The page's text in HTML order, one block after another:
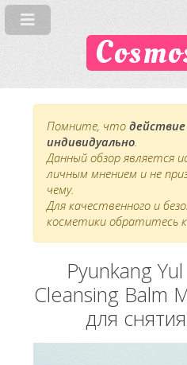
Помните, что действие
индивидуально.
Данный обзор является
личным мнением и не
чему.
Для качественного и
косметики обратитесь
Pyunkang
Cleansing Balm
для